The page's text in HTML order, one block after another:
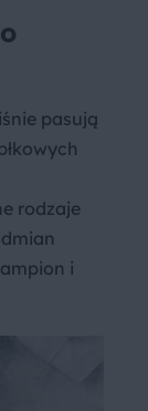
pasują
rodzaje
i